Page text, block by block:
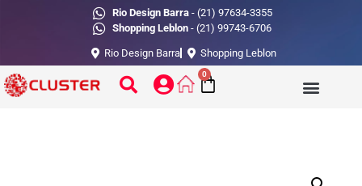
Rio Design Barra- (21) 97634-3355
Shopping Leblon - (21) 99743-6706
Rio Design Barra Shopping Leblon
0